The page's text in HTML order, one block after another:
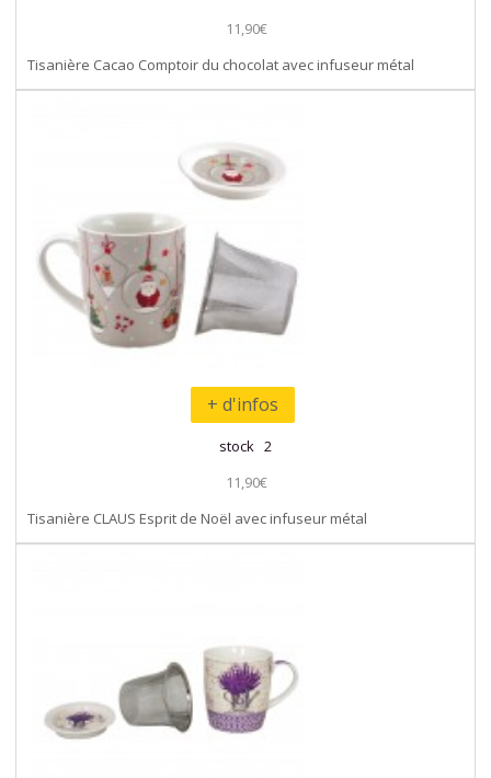
11,90€
Tisanière Cacao Comptoir du chocolat avec infuseur métal
+ d'infos
stock 2
11,90€
Tisanière CLAUS Esprit de Noël avec infuseur métal